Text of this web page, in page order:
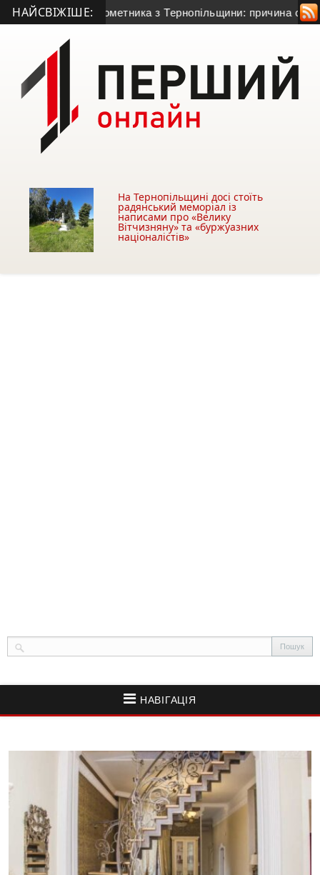
НАЙСВІЖІШЕ:
гранатометника з Тернопільщини: причина смерті –
На Тернопільщині досі стоїть
радянський меморіал із
написами про «Велику
Вітчизняну» та «буржуазних
націоналістів»
НАВІГАЦІЯ